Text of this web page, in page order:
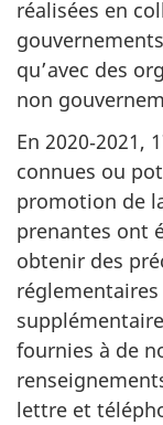
réalisées en
qu’avec des
non
En 2020‑2021,
connues ou
promotion de
prenantes ont
obtenir des
fournies à de
lettre et